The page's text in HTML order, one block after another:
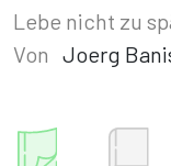
Lebe nicht zu
Von Joerg